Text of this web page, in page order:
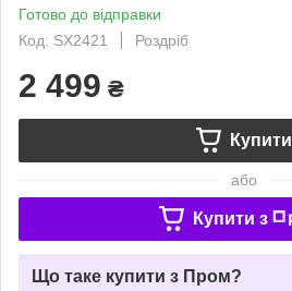
Готово до відправки
Код: SX2421
Роздріб
2 499 ₴
Купити
або
Купити з
Що таке купити з Пром?